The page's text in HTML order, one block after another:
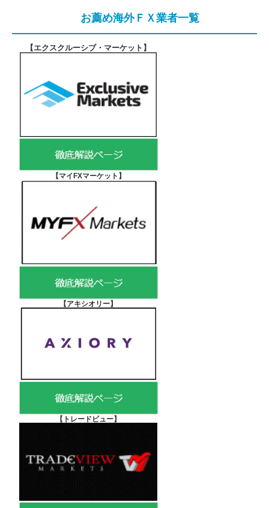
お薦め海外ＦＸ業者一覧
【エクスクルーシブ・マーケット 】
【マイFXマーケット 】
【アキシオリー】
【 トレードビュー】